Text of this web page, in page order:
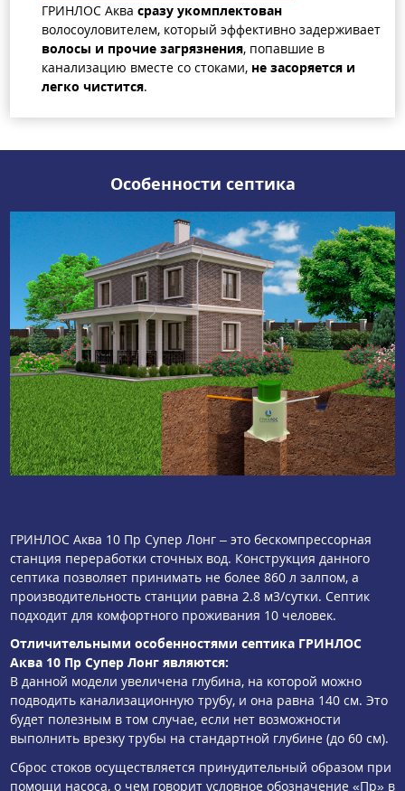
ГРИНЛОС Аква сразу укомплектован
волосоуловителем, который эффективно задерживает
волосы и прочие загрязнения, попавшие в
канализацию вместе со стоками, не засоряется и
легко чистится.
Особенности септика
ГРИНЛОС Аква 10 Пр Супер Лонг – это бескомпрессорная
станция переработки сточных вод. Конструкция данного
септика позволяет принимать не более 860 л залпом, а
производительность станции равна 2.8 м3/сутки. Септик
подходит для комфортного проживания 10 человек.
Отличительными особенностями септика ГРИНЛОС
Аква 10 Пр Супер Лонг являются:
В данной модели увеличена глубина, на которой можно
подводить канализационную трубу, и она равна 140 см. Это
будет полезным в том случае, если нет возможности
выполнить врезку трубы на стандартной глубине (до 60 см).
Сброс стоков осуществляется принудительный образом при
помощи насоса, о чем говорит условное обозначение «Пр» в